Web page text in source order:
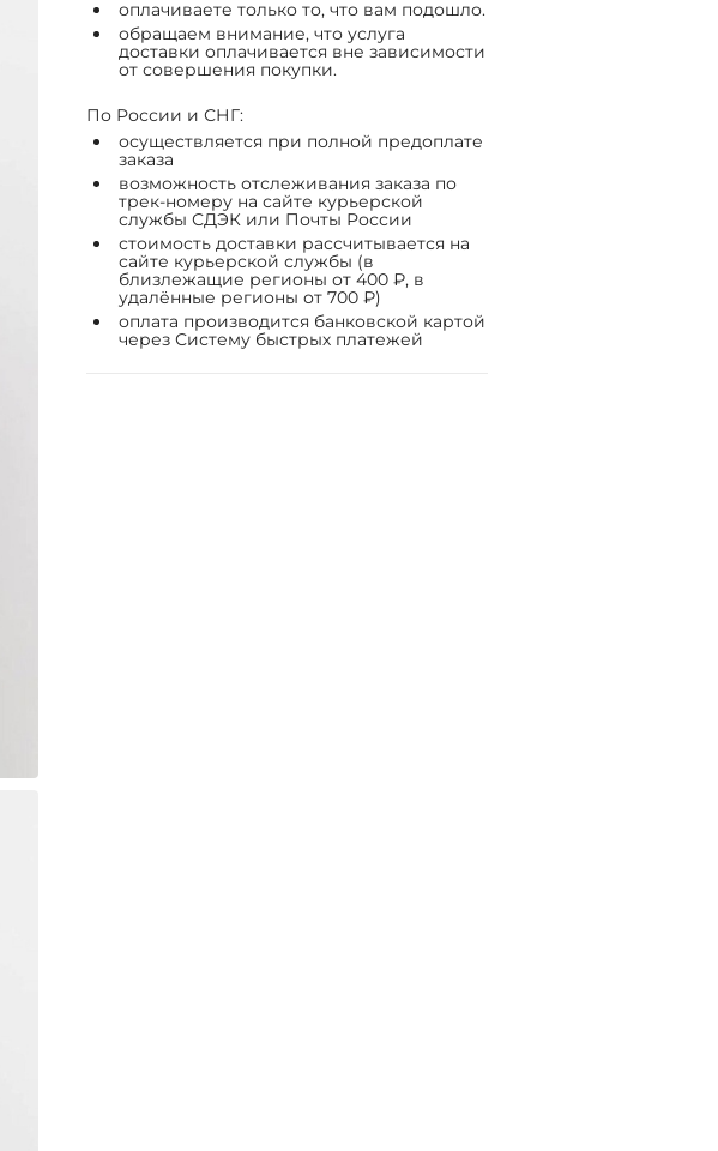
оплачиваете только то, что вам подошло.
обращаем внимание, что услуга
доставки оплачивается вне зависимости
от совершения покупки.
По России и СНГ:
осуществляется при полной предоплате
заказа
возможность отслеживания заказа по
трек-номеру на сайте курьерской
службы СДЭК или Почты России
стоимость доставки рассчитывается на
сайте курьерской службы (в
близлежащие регионы от 400 ₽, в
удалённые регионы от 700 ₽)
оплата производится банковской картой
через Систему быстрых платежей